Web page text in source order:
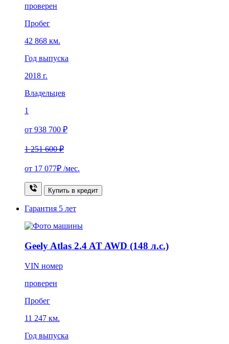
проверен
Пробег
42 868 км.
Год выпуска
2018 г.
Владельцев
1
от 938 700 ₽
1 251 600 ₽
от 17 077₽ /мес.
Купить в кредит
Гарантия 5 лет
Geely Atlas 2.4 AT AWD (148 л.с.)
VIN номер
проверен
Пробег
11 247 км.
Год выпуска